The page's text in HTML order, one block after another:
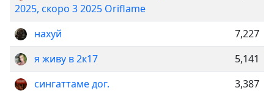
2025, скоро 3 2025 Oriflame
нахуй
7,227
я живу в 2к17
5,141
сингаттаме дог.
3,387